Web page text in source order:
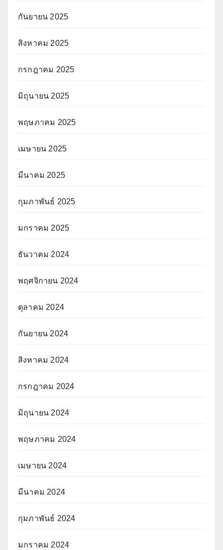
กันยายน 2025
สิงหาคม 2025
กรกฎาคม 2025
มิถุนายน 2025
พฤษภาคม 2025
เมษายน 2025
มีนาคม 2025
กุมภาพันธ์ 2025
มกราคม 2025
ธันวาคม 2024
พฤศจิกายน 2024
ตุลาคม 2024
กันยายน 2024
สิงหาคม 2024
กรกฎาคม 2024
มิถุนายน 2024
พฤษภาคม 2024
เมษายน 2024
มีนาคม 2024
กุมภาพันธ์ 2024
มกราคม 2024